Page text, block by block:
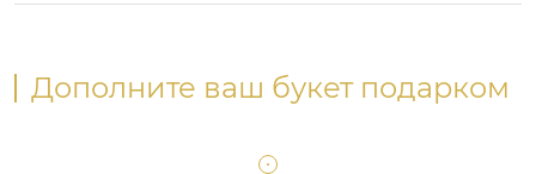
Дополните ваш букет подарком